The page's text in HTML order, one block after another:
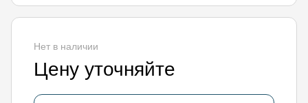
Нет в наличии
Цену уточняйте